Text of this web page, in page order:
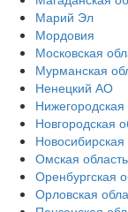
Марий Эл
Мордовия
Московская
Мурманская
Ненецкий АО
Нижегородская
Новгородская
Новосибирская
Омская область
Оренбургская
Орловская